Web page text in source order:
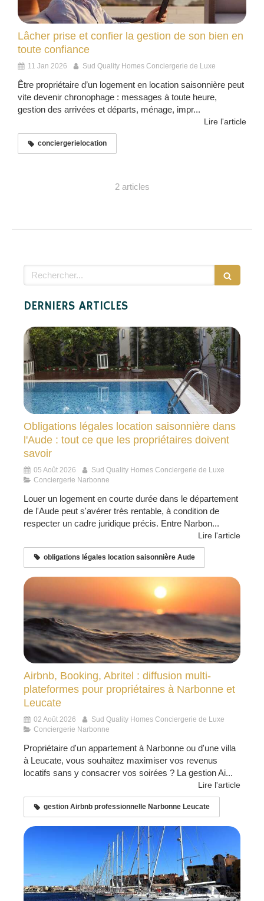
Lâcher prise et confier la gestion de son bien en
toute confiance
11 Jan 2026 Sud Quality Homes Conciergerie de Luxe
Être propriétaire d’un logement en location saisonnière peut
vite devenir chronophage : messages à toute heure,
gestion des arrivées et départs, ménage, impr...
Lire l'article
conciergerielocation
2 articles
Rechercher
DERNIERS ARTICLES
Obligations légales location saisonnière dans
l'Aude : tout ce que les propriétaires doivent
savoir
05 Août 2026
Sud Quality Homes Conciergerie de Luxe
Conciergerie Narbonne
Louer un logement en courte durée dans le département
de l'Aude peut s'avérer très rentable, à condition de
respecter un cadre juridique précis. Entre Narbon...
Lire l'article
obligations légales location saisonnière Aude
Airbnb, Booking, Abritel : diffusion multi-
plateformes pour propriétaires à Narbonne et
Leucate
02 Août 2026
Sud Quality Homes Conciergerie de Luxe
Conciergerie Narbonne
Propriétaire d'un appartement à Narbonne ou d'une villa
à Leucate, vous souhaitez maximiser vos revenus
locatifs sans y consacrer vos soirées ? La gestion Ai...
Lire l'article
gestion Airbnb professionnelle Narbonne Leucate